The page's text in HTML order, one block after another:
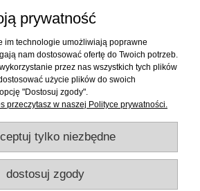
do koszyka
Informacje
internetowy
RATY
prywatność
im technologie umożliwiają poprawne
nam dostosować ofertę do Twoich potrzeb.
przez nas wszystkich tych plików
użycie plików do swoich
"Dostosuj zgody".
przeczytasz w naszej Polityce prywatności.
tylko niezbędne
dostosuj zgody